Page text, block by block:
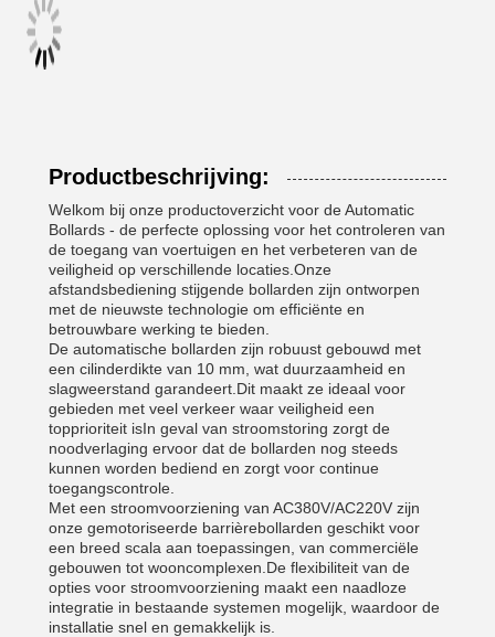
Productbeschrijving:
Welkom bij onze productoverzicht voor de Automatic
Bollards - de perfecte oplossing voor het controleren van
de toegang van voertuigen en het verbeteren van de
veiligheid op verschillende locaties.Onze
afstandsbediening stijgende bollarden zijn ontworpen
met de nieuwste technologie om efficiënte en
betrouwbare werking te bieden.
De automatische bollarden zijn robuust gebouwd met
een cilinderdikte van 10 mm, wat duurzaamheid en
slagweerstand garandeert.Dit maakt ze ideaal voor
gebieden met veel verkeer waar veiligheid een
topprioriteit isIn geval van stroomstoring zorgt de
noodverlaging ervoor dat de bollarden nog steeds
kunnen worden bediend en zorgt voor continue
toegangscontrole.
Met een stroomvoorziening van AC380V/AC220V zijn
onze gemotoriseerde barrièrebollarden geschikt voor
een breed scala aan toepassingen, van commerciële
gebouwen tot wooncomplexen.De flexibiliteit van de
opties voor stroomvoorziening maakt een naadloze
integratie in bestaande systemen mogelijk, waardoor de
installatie snel en gemakkelijk is.